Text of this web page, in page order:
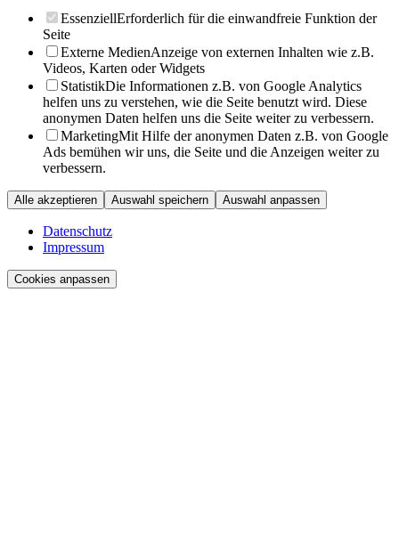
EssenziellErforderlich für die einwandfreie Funktion der
Seite
Externe MedienAnzeige von externen Inhalten wie z.B.
Videos, Karten oder Widgets
StatistikDie Informationen z.B. von Google Analytics
helfen uns zu verstehen, wie die Seite benutzt wird. Diese
anonymen Daten helfen uns die Seite weiter zu verbessern.
MarketingMit Hilfe der anonymen Daten z.B. von Google
Ads bemühen wir uns, die Seite und die Anzeigen weiter zu
verbessern.
Alle akzeptieren Auswahl speichern Auswahl anpassen
Datenschutz
Impressum
Cookies anpassen